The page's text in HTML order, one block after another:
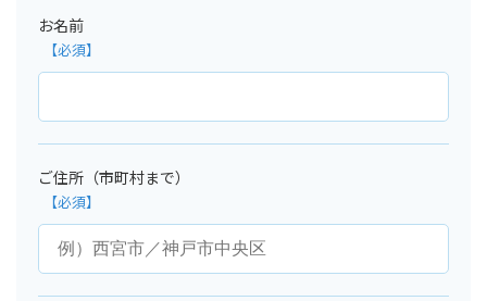
お名前
ご住所（市町村まで）